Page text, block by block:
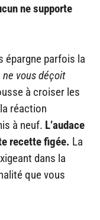
ne supporte
épargne parfois la
vous déçoit
à croiser les
réaction
à neuf. L’audace
recette figée. La
dans la
que vous